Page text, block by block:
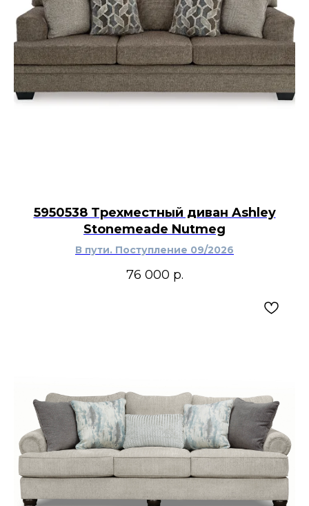
чаепития, подачи десертов гостям или
оформления стола с сезонными угощениями.
Дизайн Happy Holidays хорошо впишется в
традиционный, деревенский, эклектичный
или современный интерьер.
5950538 Трехместный диван Ashley
Stonemeade Nutmeg
В пути. Поступление 09/2026
76 000 р.